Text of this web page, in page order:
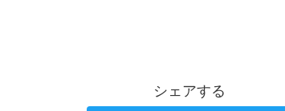
シェアする